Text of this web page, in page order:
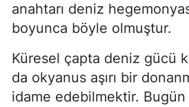
anahtarı deniz
boyunca böyle olmuştur.
Küresel çapta deniz gücü
da okyanus aşırı bir
idame edebilmektir.